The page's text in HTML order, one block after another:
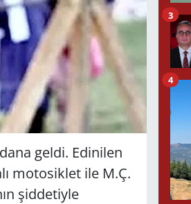
geldi. Edinilen
motosiklet ile M.Ç.
şiddetiyle
3
4